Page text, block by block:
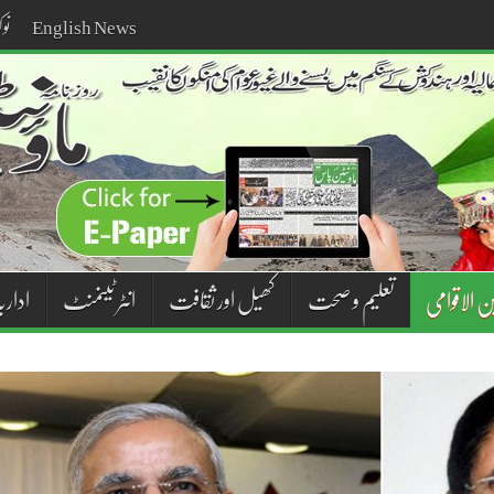
English News
الاقوامی تعلیم و صحت کھیل اور ثقافت انٹر ٹینمنٹ